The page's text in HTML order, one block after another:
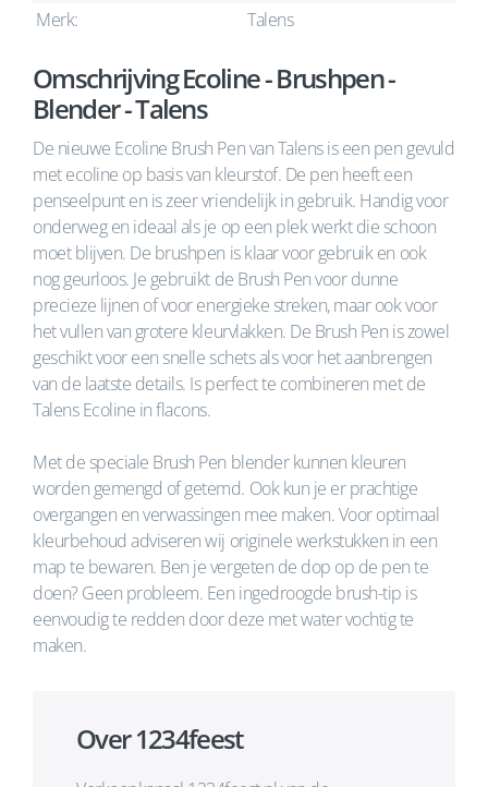
Merk:
Talens
Omschrijving Ecoline - Brushpen -
Blender - Talens
De nieuwe Ecoline Brush Pen van Talens is een pen gevuld
met ecoline op basis van kleurstof. De pen heeft een
penseelpunt en is zeer vriendelijk in gebruik. Handig voor
onderweg en ideaal als je op een plek werkt die schoon
moet blijven. De brushpen is klaar voor gebruik en ook
nog geurloos. Je gebruikt de Brush Pen voor dunne
precieze lijnen of voor energieke streken, maar ook voor
het vullen van grotere kleurvlakken. De Brush Pen is zowel
geschikt voor een snelle schets als voor het aanbrengen
van de laatste details. Is perfect te combineren met de
Talens Ecoline in flacons.
Met de speciale Brush Pen blender kunnen kleuren
worden gemengd of getemd. Ook kun je er prachtige
overgangen en verwassingen mee maken. Voor optimaal
kleurbehoud adviseren wij originele werkstukken in een
map te bewaren. Ben je vergeten de dop op de pen te
doen? Geen probleem. Een ingedroogde brush-tip is
eenvoudig te redden door deze met water vochtig te
maken.
Over 1234feest